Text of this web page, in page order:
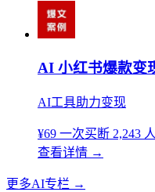
AI 小红书爆款变
AI工具助力变现
¥69 一次买断 2,243
查看详情 →
更多AI专栏 →